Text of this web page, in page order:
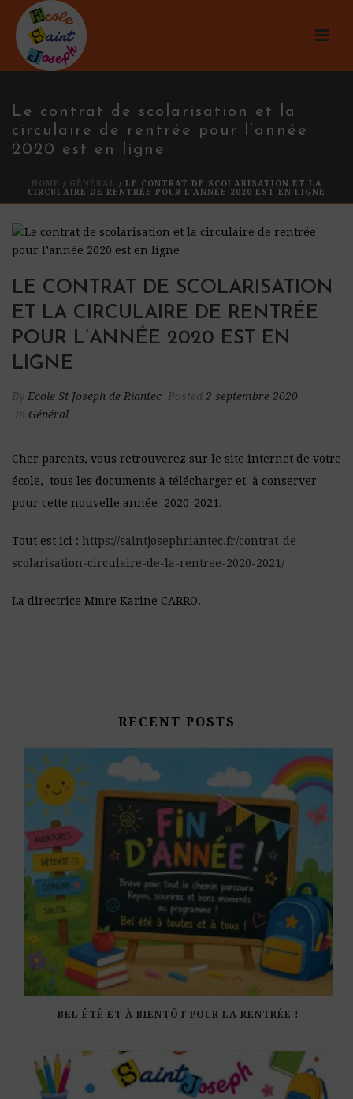
Le contrat de scolarisation et la
circulaire de rentrée pour l’année
2020 est en ligne
HOME / GÉNÉRAL
/ LE CONTRAT DE SCOLARISATION ET LA
CIRCULAIRE DE RENTRÉE POUR L’ANNÉE 2020 EST EN LIGNE
LE CONTRAT DE SCOLARISATION
ET LA CIRCULAIRE DE RENTRÉE
POUR L’ANNÉE 2020 EST EN
LIGNE
By Ecole St Joseph de Riantec Posted 2 septembre 2020
In Général
Cher parents, vous retrouverez sur le site internet de votre
école, tous les documents à télécharger et à conserver
pour cette nouvelle année 2020-2021.
Tout est ici : https://saintjosephriantec.fr/contrat-de-
scolarisation-circulaire-de-la-rentree-2020-2021/
La directrice Mmre Karine CARRO.
RECENT POSTS
BEL ÉTÉ ET À BIENTÔT POUR LA RENTRÉE !